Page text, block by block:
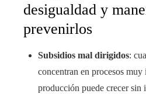
desigualdad y
prevenirlos
Subsidios mal dirigidos:
concentran en procesos
producción puede crecer sin